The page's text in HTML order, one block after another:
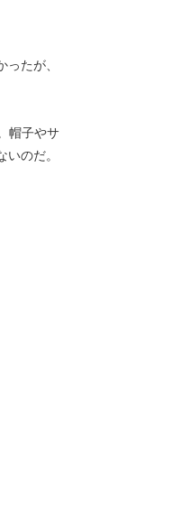
たが、
帽子やサ
のだ。